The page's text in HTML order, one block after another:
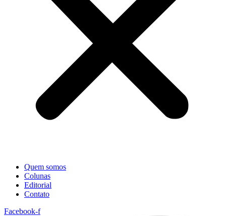
Quem somos
Colunas
Editorial
Contato
Facebook-f